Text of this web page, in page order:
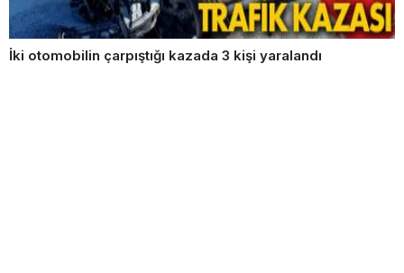
İki otomobilin çarpıştığı kazada 3 kişi yaralandı